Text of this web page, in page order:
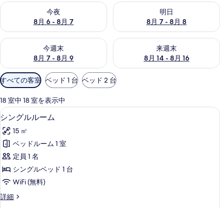
今夜
8月 6 - 8月 7
今夜 8月 6 - 8月 7 の空室状況をチェック
明日
8月 7 - 8月 8
明日 8月 7 - 8月 8 の空室状況
今週末
8月 7 - 8月 9
今週末 8月 7 - 8月 9 の空室状況をチェック
来週末
8月 14 - 8月 16
来週末 8月 14 - 8月 16 の空室
利
用
可
能
な
客
室
の
り
込
み
すべての客室 ベッド 1 台 ベッド 2 台
18 室中 18 室を表示中
シ
ン
グ
ル
ル
ー
ム
の
シングルルーム | ミニバー、セーフ
5
シングルルーム
15 ㎡
ベッドルーム 1 室
定員 1 名
シングルベッド 1 台
WiFi (無料)
詳細
シ